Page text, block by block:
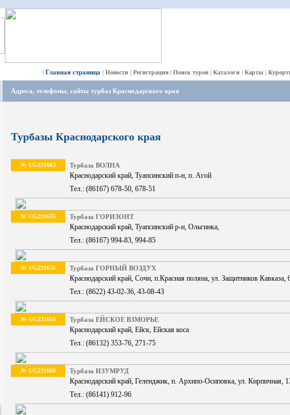
| Главная страница | Новости | Регистрация | Поиск туров | Каталоги | Карты |
Адреса, телефоны, сайты турбаз Краснодарского края
Турбазы Краснодарского края
№ UG231663 Турбаза ВОЛНА
Краснодарский край, Туапсинский п-н, п. Агой
Тел.: (86167) 678-50, 678-51
№ UG231655 Турбаза ГОРИЗОНТ
Краснодарский край, Туапсинский р-н, Ольгинка,
Тел.: (86167) 994-83, 994-85
№ UG231656 Турбаза ГОРНЫЙ ВОЗДУХ
Краснодарский край, Сочи, п.Красная поляна, ул. Защитников Кавказа,
Тел.: (8622) 43-02-36, 43-08-43
№ UG231668 Турбаза ЕЙСКОЕ ВЗМОРЬЕ
Краснодарский край, Ейск, Ейская коса
Тел.: (86132) 353-76, 271-75
№ UG231660 Турбаза ИЗУМРУД
Краснодарский край, Геленджик, п. Архипо-Осиповка, ул. Кирпичная,
Тел.: (86141) 912-96